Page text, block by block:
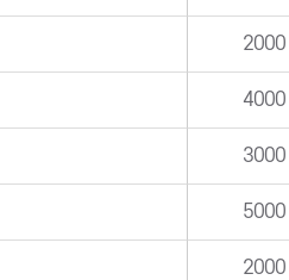
2000
4000
3000
5000
2000